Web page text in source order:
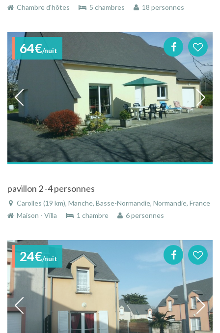
Chambre d'hôtes
5 chambres 18 personnes
64€/nuit
pavillon 2 -4 personnes
Carolles (19 km), Manche, Basse-Normandie, Normandie, France
Maison - Villa
1 chambre 6 personnes
24€/nuit